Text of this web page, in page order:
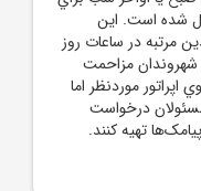
شده است. اين
مرتبه در ساعات روز
مزاحمت
موردنظر اما
مسئولان درخواست
تهيه کنند.